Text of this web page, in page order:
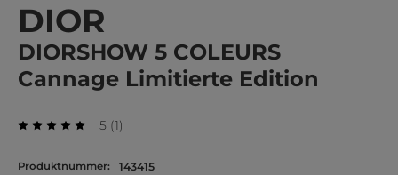
DIOR
DIORSHOW 5 COLEURS
Cannage Limitierte Edition
5
Durchschnittliche Bewertung von 5 von 5
(1)
Bewertung
Produktnummer: 143415